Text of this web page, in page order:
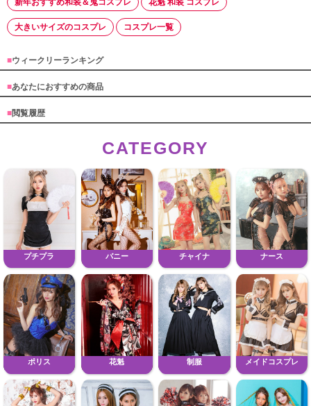
新年おすすめ和装＆鬼コスプレ 花魁 和装 コスプレ
大きいサイズのコスプレ コスプレ一覧
■ウィークリーランキング
■あなたにおすすめの商品
■閲覧履歴
CATEGORY
プチプラ バニー チャイナ ナース
ポリス 花魁 制服 メイドコスプレ